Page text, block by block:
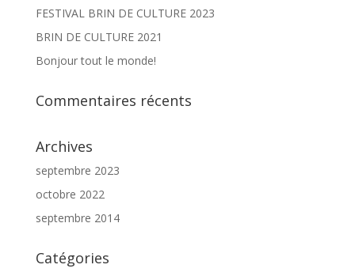
FESTIVAL BRIN DE CULTURE 2023
BRIN DE CULTURE 2021
Bonjour tout le monde!
Commentaires récents
Archives
septembre 2023
octobre 2022
septembre 2014
Catégories